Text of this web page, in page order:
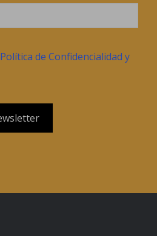
Política de Confidencialidad y